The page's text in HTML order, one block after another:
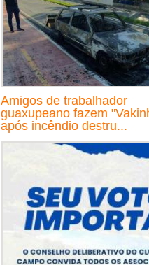
Amigos de trabalhador
guaxupeano fazem
após incêndio destru...